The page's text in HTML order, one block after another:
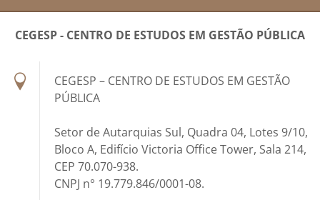
CEGESP - CENTRO DE ESTUDOS EM GESTÃO PÚBLICA
CEGESP – CENTRO DE ESTUDOS EM GESTÃO
PÚBLICA
Setor de Autarquias Sul, Quadra 04, Lotes 9/10,
Bloco A, Edifício Victoria Office Tower, Sala 214,
CEP 70.070-938.
CNPJ n° 19.779.846/0001-08.